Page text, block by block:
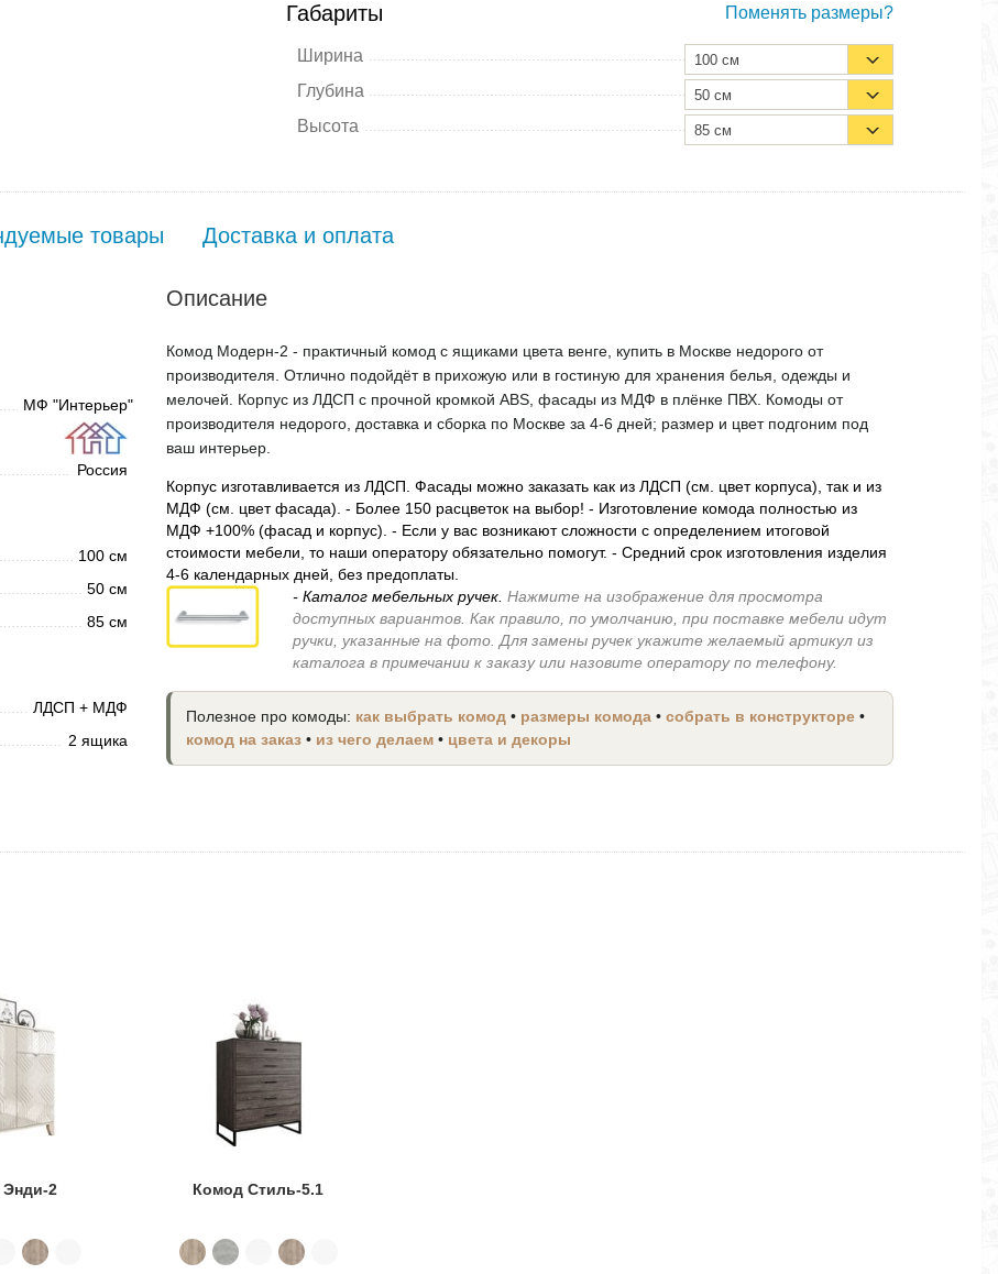
Габариты Поменять размеры?
Ширина 100 см
Глубина 50 см
Высота 85 см
товары Доставка и оплата
МФ "Интерьер"
Россия
100 см
50 см
85 см
ЛДСП + МДФ
2 ящика
Описание
Комод Модерн-2 - практичный комод с ящиками цвета венге, купить в Москве недорого от
производителя. Отлично подойдёт в прихожую или в гостиную для хранения белья, одежды и
мелочей. Корпус из ЛДСП с прочной кромкой ABS, фасады из МДФ в плёнке ПВХ. Комоды от
производителя недорого, доставка и сборка по Москве за 4-6 дней; размер и цвет подгоним под
ваш интерьер.
Корпус изготавливается из ЛДСП. Фасады можно заказать как из ЛДСП (см. цвет корпуса), так и из
МДФ (см. цвет фасада). - Более 150 расцветок на выбор! - Изготовление комода полностью из
МДФ +100% (фасад и корпус). - Если у вас возникают сложности с определением итоговой
стоимости мебели, то наши оператору обязательно помогут. - Средний срок изготовления изделия
4-6 календарных дней, без предоплаты.
- Каталог мебельных ручек.Нажмите на изображение для просмотра
доступных вариантов. Как правило, по умолчанию, при поставке мебели идут
ручки, указанные на фото. Для замены ручек укажите желаемый артикул из
каталога в примечании к заказу или назовите оператору по телефону.
Полезное про комоды: как выбрать комод • размеры комода •собрать в конструкторе •
комод на заказ • из чего делаем • цвета и декоры
2 Комод Стиль-5.1